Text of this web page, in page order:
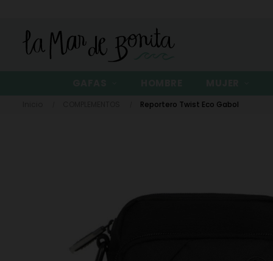
Reportero Twist Eco Gabol